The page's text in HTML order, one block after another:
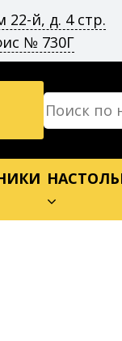
22-й, д. 4 стр.
№ 730Г